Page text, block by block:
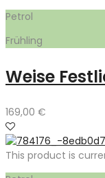
Petrol
Frühling
Weise
169,00 €
This product is